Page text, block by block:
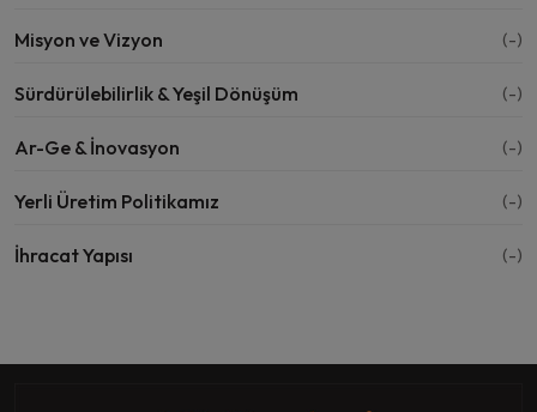
Misyon ve Vizyon (-)
Sürdürülebilirlik & Yeşil Dönüşüm (-)
Ar-Ge & İnovasyon (-)
Yerli Üretim Politikamız (-)
İhracat Yapısı (-)